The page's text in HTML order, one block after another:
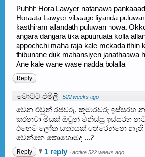
Puhhh Hora Lawyer natanawa
Horaata Lawyer vibaage liyanda
kasthiram allandath puluwan nowa.
angara dangara tika apuuruata kolla
appochchi maha raja kale mokada ithin
thibunane duk mahansiyen janathaawa
Ane kale wane wase nadda bolalla
Reply
මොට්ට එමිලි · 522 weeks ago
වෙන එවුන් රජවරු, කුමාරවරු ඉස්සරහ
කරනවා මිසක් ඔවුන් මිනිස්සු ඉස්සරහ
එහෙම ලෝක සත්‍යයක් තේරෙන්නෙ නැති
වෙන්නෙ කොහොමද ...?
Reply 1 reply · active 522 weeks ago